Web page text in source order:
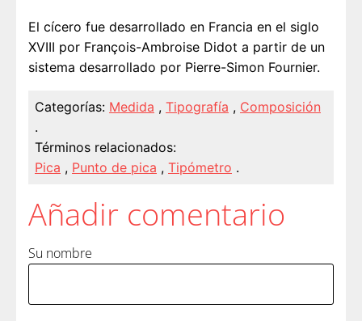
El cícero fue desarrollado en Francia en el siglo
XVIII por François-Ambroise Didot a partir de un
sistema desarrollado por Pierre-Simon Fournier.
Categorías: Medida , Tipografía , Composición
.
Términos relacionados:
Pica , Punto de pica , Tipómetro .
Añadir comentario
Su nombre